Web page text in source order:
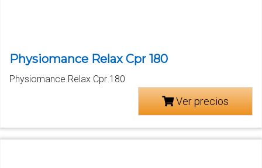
Physiomance Relax Cpr 180
Physiomance Relax Cpr 180
Ver precios